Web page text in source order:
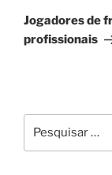
post
Jogadores de
profissionais
por: